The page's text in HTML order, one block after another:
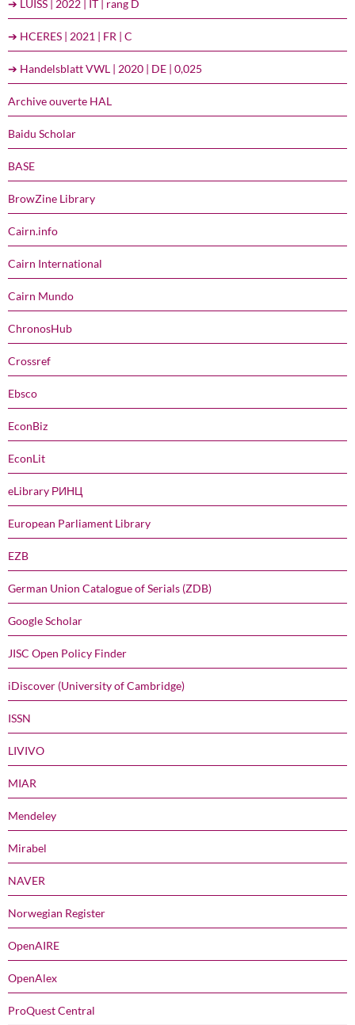
➔ LUISS | 2022 | IT | rang D
➔ HCERES | 2021 | FR | C
➔ Handelsblatt VWL | 2020 | DE | 0,025
Archive ouverte HAL
Baidu Scholar
BASE
BrowZine Library
Cairn.info
Cairn International
Cairn Mundo
ChronosHub
Crossref
Ebsco
EconBiz
EconLit
eLibrary РИНЦ
European Parliament Library
EZB
German Union Catalogue of Serials (ZDB)
Google Scholar
JISC Open Policy Finder
iDiscover (University of Cambridge)
ISSN
LIVIVO
MIAR
Mendeley
Mirabel
NAVER
Norwegian Register
OpenAIRE
OpenAlex
ProQuest Central